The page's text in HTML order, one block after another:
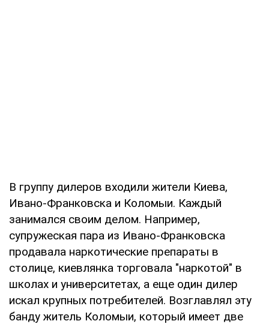
В группу дилеров входили жители Киева,
Ивано-Франковска и Коломыи. Каждый
занимался своим делом. Например,
супружеская пара из Ивано-Франковска
продавала наркотические препараты в
столице, киевлянка торговала "наркотой" в
школах и университетах, а еще один дилер
искал крупных потребителей. Возглавлял эту
банду житель Коломыи, который имеет две